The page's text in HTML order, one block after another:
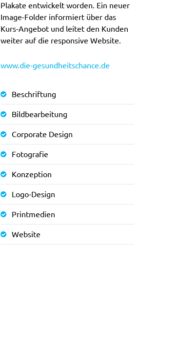
Plakate entwickelt worden. Ein neuer
Image-Folder informiert über das
Kurs-Angebot und leitet den Kunden
weiter auf die responsive Website.
www.die-gesundheitschance.de
Beschriftung
Bildbearbeitung
Corporate Design
Fotografie
Konzeption
Logo-Design
Printmedien
Website